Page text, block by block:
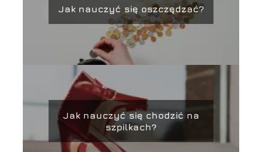
Jak nauczyć się oszczędzać?
Jak nauczyć się chodzić na
szpilkach?